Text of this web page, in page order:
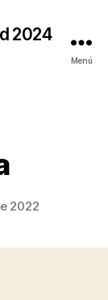
2024
Menú
2022